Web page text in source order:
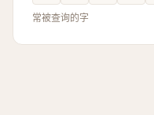
常被查询的字